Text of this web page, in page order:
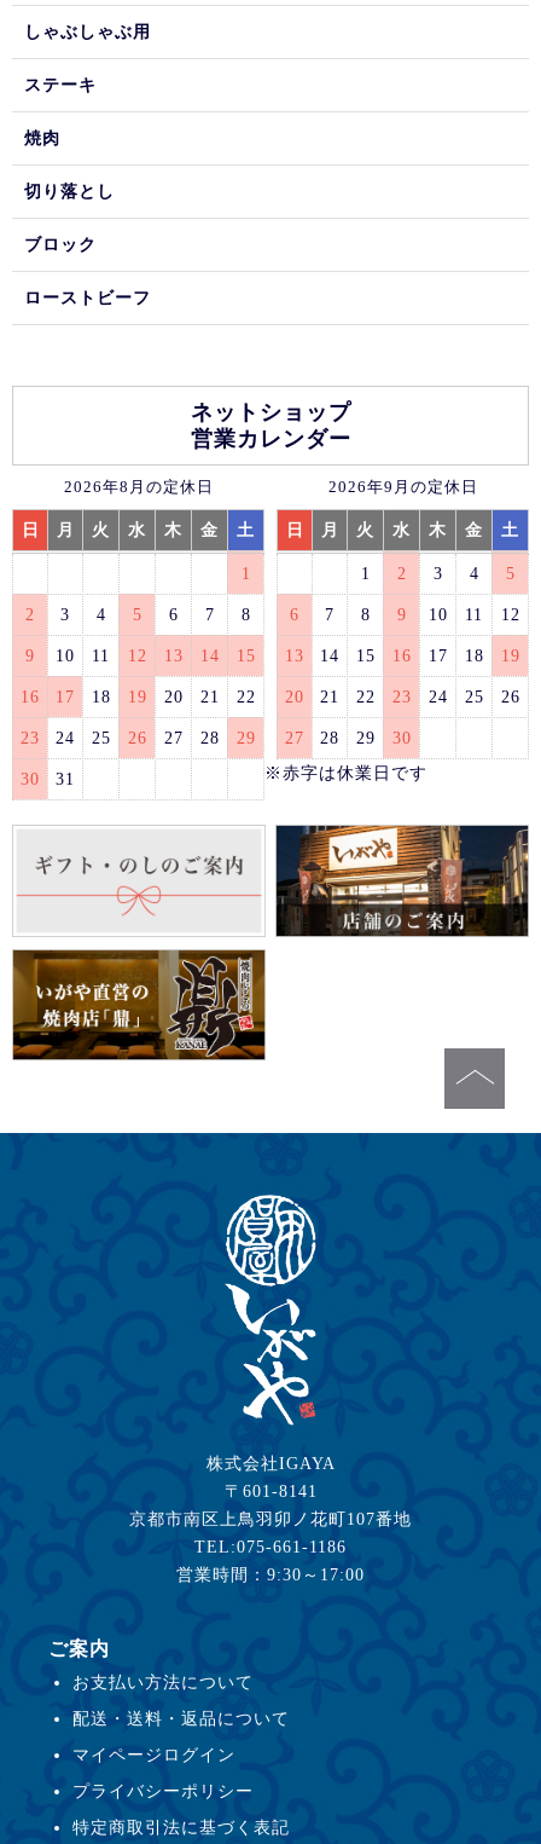
しゃぶしゃぶ用
ステーキ
焼肉
切り落とし
ブロック
ローストビーフ
ネットショップ
営業カレンダー
2026年8月の定休日
日 月 火 水 木 金 土
1
2 3 4 5 6 7 8
9 10 11 12 13 14 15
16 17 18 19 20 21 22
23 24 25 26 27 28 29
30 31
2026年9月の定休日
日 月 火 水 木 金 土
1 2 3 4 5
6 7 8 9 10 11 12
13 14 15 16 17 18 19
20 21 22 23 24 25 26
27 28 29
30
※赤字は休業日です
株式会社IGAYA
〒601-8141
京都市南区上鳥羽卯ノ花町107番地
TEL:075-661-1186
営業時間：9:30～17:00
ご案内
お支払い方法について
配送・送料・返品について
マイページログイン
プライバシーポリシー
特定商取引法に基づく表記